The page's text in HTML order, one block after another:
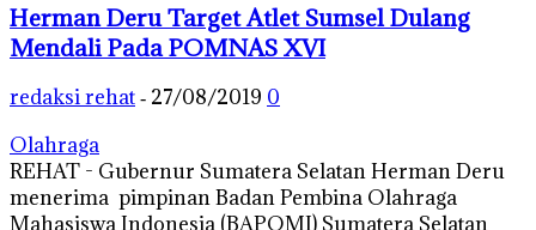
Herman Deru Target Atlet Sumsel Dulang
Mendali Pada POMNAS XVI
redaksi rehat - 27/08/2019 0
Olahraga
REHAT - Gubernur Sumatera Selatan Herman Deru
menerima pimpinan Badan Pembina Olahraga
Mahasiswa Indonesia (BAPOMI) Sumatera Selatan